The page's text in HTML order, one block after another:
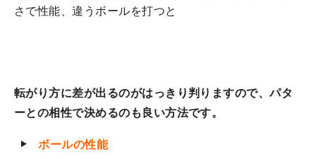
さで性能、違うボールを打つと
転がり方に差が出るのがはっきり判りますので、パタ
ーとの相性で決めるのも良い方法です。
ボールの性能